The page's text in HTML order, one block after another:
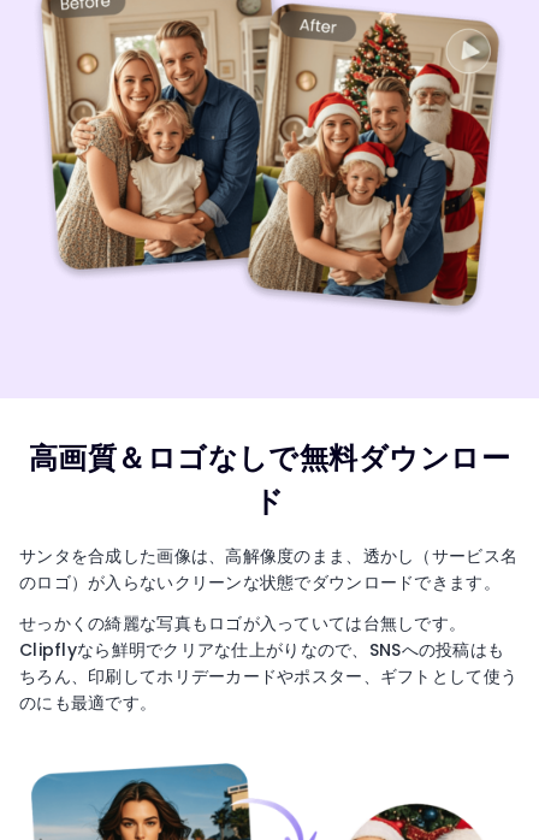
高画質＆ロゴなしで無料ダウンロー
ド
サンタを合成した画像は、高解像度のまま、透かし（サービス名
のロゴ）が入らないクリーンな状態でダウンロードできます。
せっかくの綺麗な写真もロゴが入っていては台無しです。
Clipflyなら鮮明でクリアな仕上がりなので、SNSへの投稿はも
ちろん、印刷してホリデーカードやポスター、ギフトとして使う
のにも最適です。